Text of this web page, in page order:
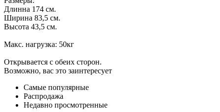
Длинна 174 см.
Ширина 83,5 см.
Высота 43,5 см.
Макс. нагрузка: 50кг
Открывается с обеих сторон.
Возможно, вас это заинтересует
Самые популярные
Распродажа
Недавно просмотренные